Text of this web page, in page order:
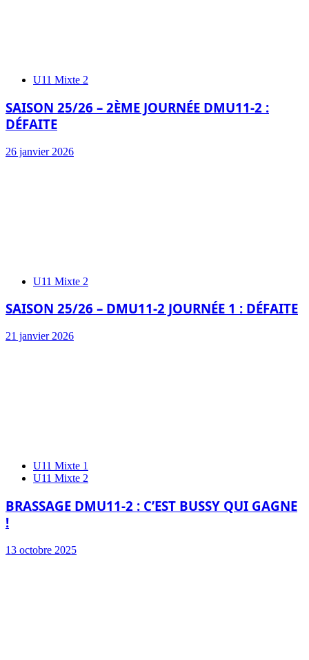
U11 Mixte 2
SAISON 25/26 – 2ÈME JOURNÉE DMU11-2 :
DÉFAITE
26 janvier 2026
U11 Mixte 2
SAISON 25/26 – DMU11-2 JOURNÉE 1 : DÉFAITE
21 janvier 2026
U11 Mixte 1
U11 Mixte 2
BRASSAGE DMU11-2 : C’EST BUSSY QUI GAGNE
!
13 octobre 2025